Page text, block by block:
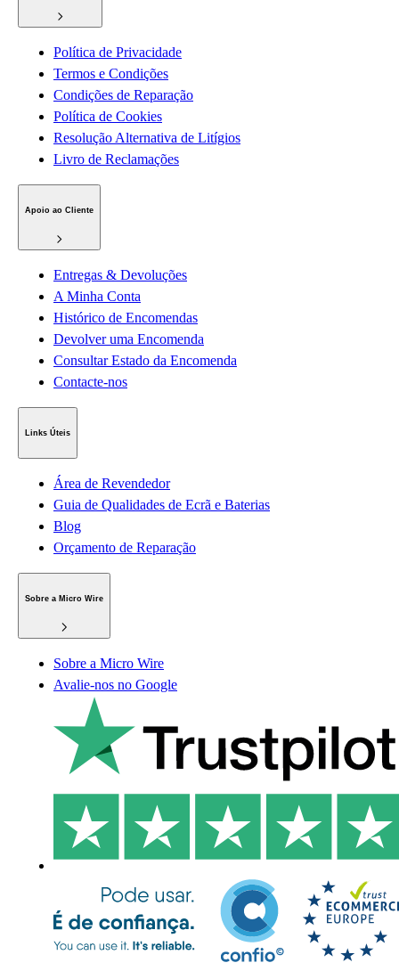
Política de Privacidade
Termos e Condições
Condições de Reparação
Política de Cookies
Resolução Alternativa de Litígios
Livro de Reclamações
Apoio ao Cliente
Entregas & Devoluções
A Minha Conta
Histórico de Encomendas
Devolver uma Encomenda
Consultar Estado da Encomenda
Contacte-nos
Links Úteis
Área de Revendedor
Guia de Qualidades de Ecrã e Baterias
Blog
Orçamento de Reparação
Sobre a Micro Wire
Sobre a Micro Wire
Avalie-nos no Google